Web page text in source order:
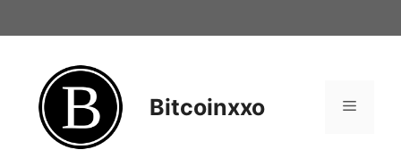
to
Bitcoinxxo Menu